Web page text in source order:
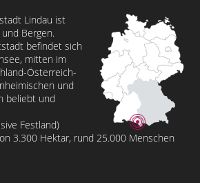
Lindau ist
Bergen.
befindet sich
mitten im
Österreich-
und
beliebt und
Festland)
3.300 Hektar, rund 25.000 Menschen